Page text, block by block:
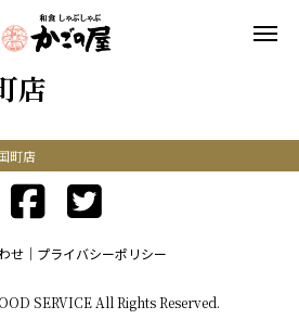
店
町店
せ プライバシーポリシー
SERVICE All Rights Reserved.